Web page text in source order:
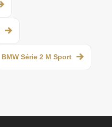
BMW Série 2 M Sport